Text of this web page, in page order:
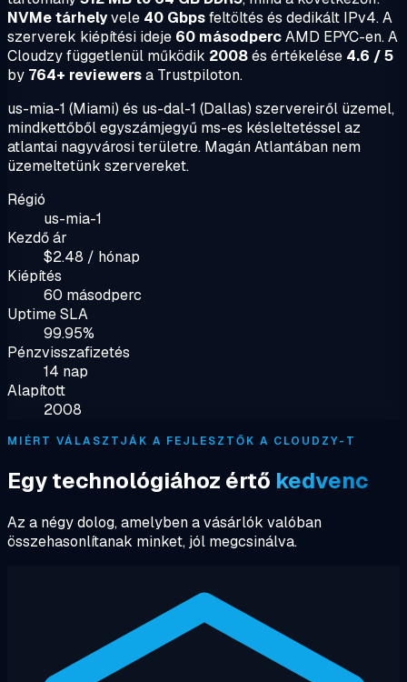
NVMe tárhelyvele 40 Gbpsfeltöltés és dedikált IPv4. A
szerverek kiépítési ideje 60 másodpercAMD EPYC-en. A
Cloudzy függetlenül működik 2008és értékelése 4.6 / 5
by 764+ reviewersa Trustpiloton.
us-mia-1 (Miami) és us-dal-1 (Dallas) szervereiről üzemel,
mindkettőből egyszámjegyű ms-es késleltetéssel az
atlantai nagyvárosi területre. Magán Atlantában nem
üzemeltetünk szervereket.
Régió
us-mia-1
Kezdő ár
$2.48 / hónap
Kiépítés
60 másodperc
Uptime SLA
99.95%
Pénzvisszafizetés
14 nap
Alapított
2008
MIÉRT VÁLASZTJÁK A FEJLESZTŐK A CLOUDZY-T
Egy technológiához értő kedvenc
Az a négy dolog, amelyben a vásárlók valóban
összehasonlítanak minket, jól megcsinálva.